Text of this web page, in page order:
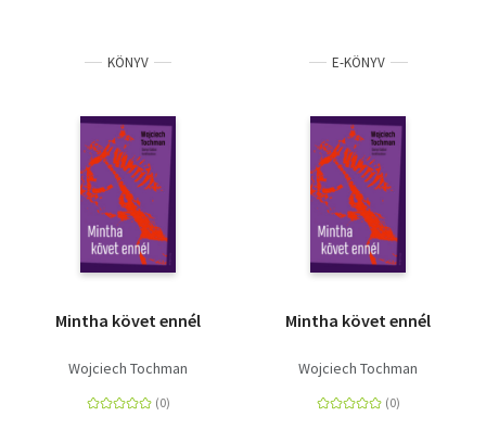
Tankönyv, segédkönyv
Társadalomtudomány
Természettudomány
Történelem
KÖNYV
Mintha követ ennél
Wojciech Tochman
E-KÖNYV
Mintha követ ennél
Wojciech Tochman